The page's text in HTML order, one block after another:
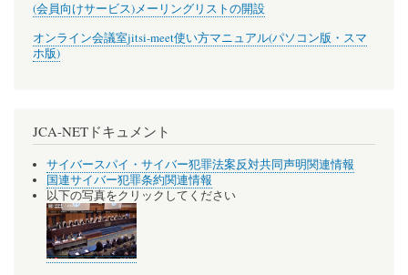
(会員向けサービス)メーリングリストの開設
オンライン会議室jitsi-meet使い方マニュアル(パソコン版・スマ
ホ版)
JCA-NETドキュメント
サイバースパイ・サイバー犯罪法案反対共同声明関連情報
国連サイバー犯罪条約関連情報
以下の写真をクリックしてください